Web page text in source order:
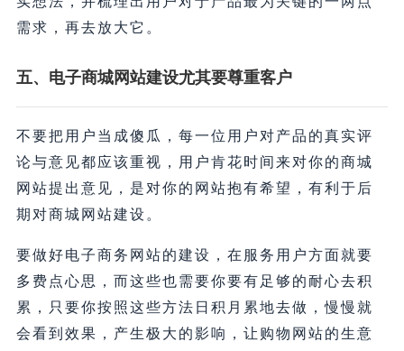
需求，再去放大它。
五、电子商城网站建设尤其要尊重客户
不要把用户当成傻瓜，每一位用户对产品的真实评
论与意见都应该重视，用户肯花时间来对你的商城
网站提出意见，是对你的网站抱有希望，有利于后
期对商城网站建设。
要做好电子商务网站的建设，在服务用户方面就要
多费点心思，而这些也需要你要有足够的耐心去积
累，只要你按照这些方法日积月累地去做，慢慢就
会看到效果，产生极大的影响，让购物网站的生意